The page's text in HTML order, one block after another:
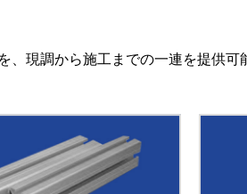
、現調から施工までの一連を提供可